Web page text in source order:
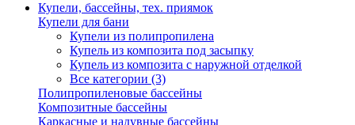
Купели, бассейны, тех. приямок
Купели для бани
Купели из полипропилена
Купель из композита под засыпку
Купель из композита с наружной отделкой
Все категории (3)
Полипропиленовые бассейны
Композитные бассейны
Каркасные и надувные бассейны